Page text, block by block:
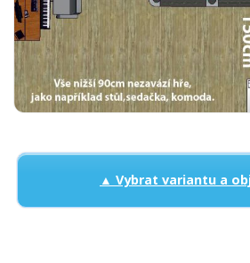
▲ Vybrat variantu a